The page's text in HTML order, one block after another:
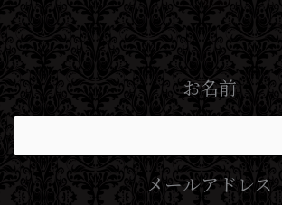
お名前
メールアドレス